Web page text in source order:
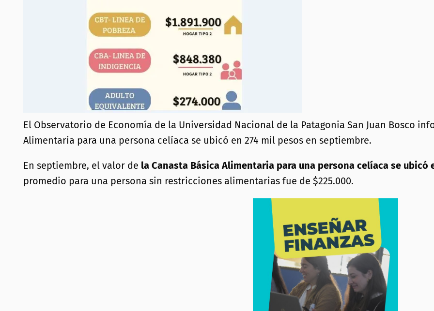
El Observatorio de Economía de la Universidad Nacional de la Patagonia San Juan Bosco
Alimentaria para una persona celíaca se ubicó en 274 mil pesos en septiembre.
En septiembre, el valor de la Canasta Básica Alimentaria para una persona celíaca se ubicó
promedio para una persona sin restricciones alimentarias fue de $225.000.